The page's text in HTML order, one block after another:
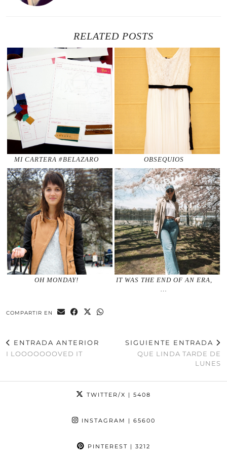
RELATED POSTS
MI CARTERA #BELAZARO OBSEQUIOS
OH MONDAY!
IT WAS THE END OF AN ERA,
COMPARTIR EN
ENTRADA ANTERIOR
I LOOOOOOOVED IT
SIGUIENTE ENTRADA
QUE LINDA TARDE DE
LUNES
TWITTER/X | 5408
INSTAGRAM | 65600
PINTEREST | 3212